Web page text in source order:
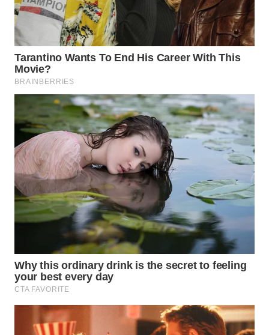
KUNINGAN
MAJALENGKA
WN
SUBANG
WN
SUKABUMI
WN
PURWAKARTA
WN
WN
SEMARANG
SOLO